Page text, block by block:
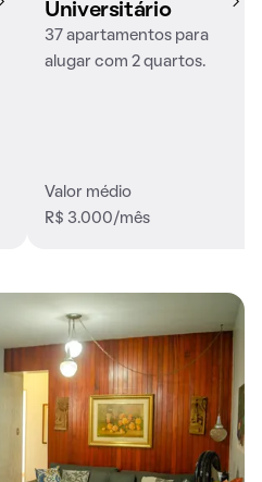
Universitário
37 apartamentos para
alugar com 2 quartos.
Valor médio
R$ 3.000/mês